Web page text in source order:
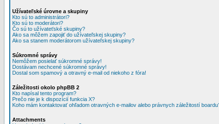
Užívateľské úrovne a skupiny
Kto sú to administrátori?
Kto sú to moderátori?
Čo sú to užívateťské skupiny?
Ako sa môžem zapojiť do užívateľskej skupiny?
Ako sa stanem moderátorom užívateľskej skupiny?
Súkromné správy
Nemôžem posielať súkromné správy!
Dostávam nechcené súkromné správy!
Dostal som spamový a otravný e-mail od niekoho z fóra!
Záležitosti okolo phpBB 2
Kto napísal tento program?
Prečo nie je k dispozícií funkcia X?
Koho mám kontaktovať ohľadom otravných e-mailov alebo právnych záležitostí
Attachments